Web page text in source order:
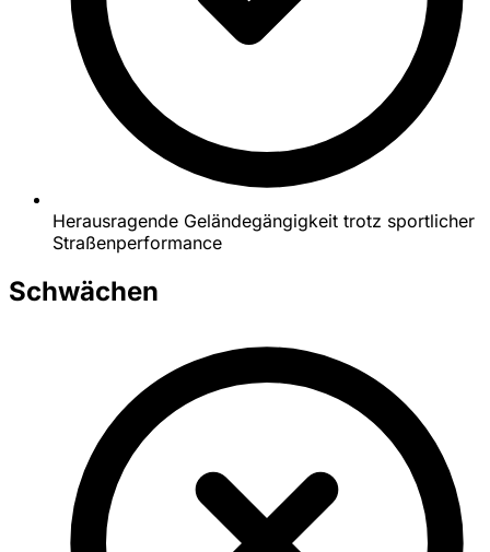
Herausragende Geländegängigkeit trotz sportlicher
Straßenperformance
Schwächen